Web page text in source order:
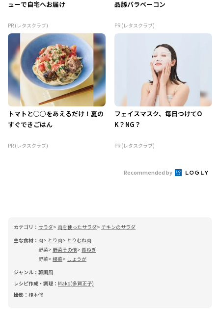
ューで自宅へお届け
PR (レタスクラブ)
品豚バラベーコン
PR (レタスクラブ)
トマトと○○をあえるだけ！夏の
すぐできごはん
PR (レタスクラブ)
フェイスマスク、毎日つけてO
K？NG？
PR (レタスクラブ)
Recommended by
カテゴリ： サラダ 肉を使ったサラダ
チキンのサラダ
主な食材： 肉 とり肉
とりむね肉
野菜
野菜その他
長ねぎ
野菜 根菜
しょうが
ジャンル： 韓国風
レシピ作成・調理： Mako(多賀正子)
撮影： 榎本修